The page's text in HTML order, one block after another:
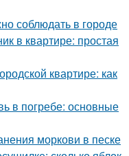
соблюдать в городе
в квартире: простая
квартире: как
в погребе: основные
моркови в песке